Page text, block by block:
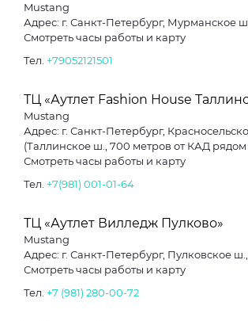
Mustang
Адрес: г. Санкт-Петербург, Мурманское
Смотреть часы работы и карту
Тел. +79052121501
ТЦ «Аутлет Fashion House
Mustang
Адрес: г. Санкт-Петербург,
(Таллинское ш., 700 метров от КАД
Смотреть часы работы и карту
Тел. +7(981) 001-01-64
ТЦ «Аутлет Вилледж Пулково»
Mustang
Адрес: г. Санкт-Петербург, Пулковское ш.,
Смотреть часы работы и карту
Тел. +7 (981) 280-00-72